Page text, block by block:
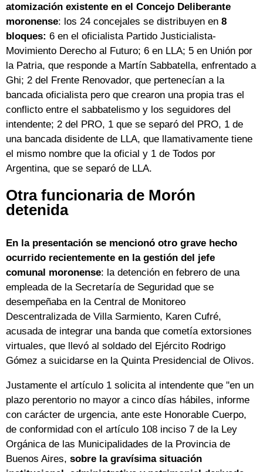
atomización existente en el Concejo Deliberante
moronense: los 24 concejales se distribuyen en 8
bloques: 6 en el oficialista Partido Justicialista-
Movimiento Derecho al Futuro; 6 en LLA; 5 en Unión por
la Patria, que responde a Martín Sabbatella, enfrentado a
Ghi; 2 del Frente Renovador, que pertenecían a la
bancada oficialista pero que crearon una propia tras el
conflicto entre el sabbatelismo y los seguidores del
intendente; 2 del PRO, 1 que se separó del PRO, 1 de
una bancada disidente de LLA, que llamativamente tiene
el mismo nombre que la oficial y 1 de Todos por
Argentina, que se separó de LLA.
Otra funcionaria de Morón
detenida
En la presentación se mencionó otro grave hecho
ocurrido recientemente en la gestión del jefe
comunal moronense: la detención en febrero de una
empleada de la Secretaría de Seguridad que se
desempeñaba en la Central de Monitoreo
Descentralizada de Villa Sarmiento, Karen Cufré,
acusada de integrar una banda que cometía extorsiones
virtuales, que llevó al soldado del Ejército Rodrigo
Gómez a suicidarse en la Quinta Presidencial de Olivos.
Justamente el artículo 1 solicita al intendente que "en un
plazo perentorio no mayor a cinco días hábiles, informe
con carácter de urgencia, ante este Honorable Cuerpo,
de conformidad con el artículo 108 inciso 7 de la Ley
Orgánica de las Municipalidades de la Provincia de
Buenos Aires, sobre la gravísima situación